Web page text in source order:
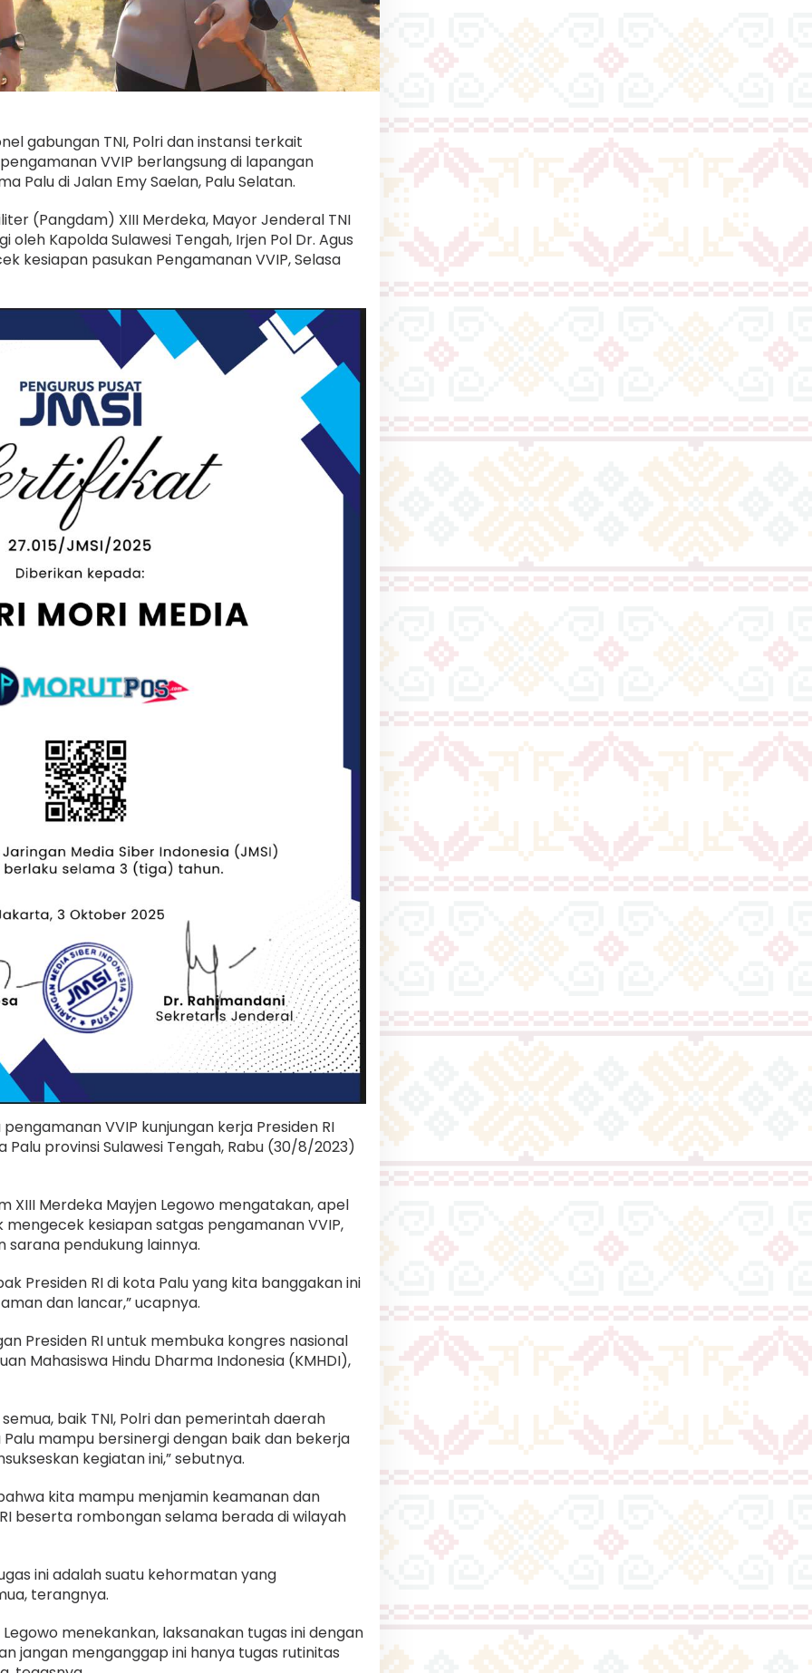
gabungan TNI, Polri dan instansi terkait
VVIP berlangsung di lapangan
Palu di Jalan Emy Saelan, Palu Selatan.
(Pangdam) XIII Merdeka, Mayor Jenderal TNI
oleh Kapolda Sulawesi Tengah, Irjen Pol Dr. Agus
kesiapan pasukan Pengamanan VVIP, Selasa
VVIP kunjungan kerja Presiden RI
provinsi Sulawesi Tengah, Rabu (30/8/2023)
XIII Merdeka Mayjen Legowo mengatakan, apel
kesiapan satgas pengamanan VVIP,
sarana pendukung lainnya.
Presiden RI di kota Palu yang kita banggakan ini
dan lancar,” ucapnya.
Presiden RI untuk membuka kongres nasional
Mahasiswa Hindu Dharma Indonesia (KMHDI),
baik TNI, Polri dan pemerintah daerah
mampu bersinergi dengan baik dan bekerja
kegiatan ini,” sebutnya.
kita mampu menjamin keamanan dan
beserta rombongan selama berada di wilayah
ini adalah suatu kehormatan yang
terangnya.
menekankan, laksanakan tugas ini dengan
jangan menganggap ini hanya tugas rutinitas